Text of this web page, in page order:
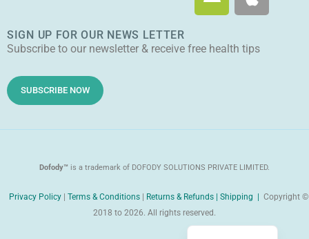
e o
r
m
n
r
o
p
e
SIGN UP FOR OUR NEWS LETTER
Subscribe to our newsletter & receive free health tips
SUBSCRIBE NOW
Dofody™ is a trademark of DOFODY SOLUTIONS PRIVATE LIMITED.
Privacy Policy | Terms & Conditions | Returns & Refunds | Shipping | Copyright ©
2018 to 2026. All rights reserved.